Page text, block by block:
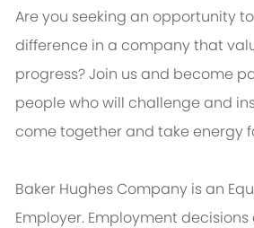
Are you seeking an opportunity
difference in a company that
progress? Join us and become
people who will challenge and
come together and take energy
Baker Hughes Company is an
Employer. Employment